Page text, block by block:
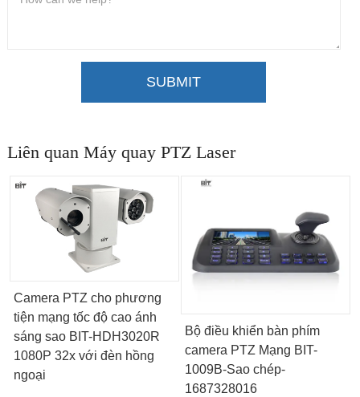
SUBMIT
Liên quan Máy quay PTZ Laser
Camera PTZ cho phương
tiện mạng tốc độ cao ánh
sáng sao BIT-HDH3020R
1080P 32x với đèn hồng
ngoại
Bộ điều khiển bàn phím
camera PTZ Mạng BIT-
1009B-Sao chép-
1687328016